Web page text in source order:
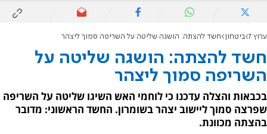
ערוץ 7 ביטחון חשד להצתה: הושגה שליטה על השריפה סמוך ליצהר
חשד להצתה: הושגה שליטה על
השריפה סמוך ליצהר
בכבאות והצלה עדכנו כי לוחמי האש השיגו שליטה על השריפה
שפרצה סמוך ליישוב יצהר בשומרון. החשד הראשוני: מדובר
בהצתה מכוונת.